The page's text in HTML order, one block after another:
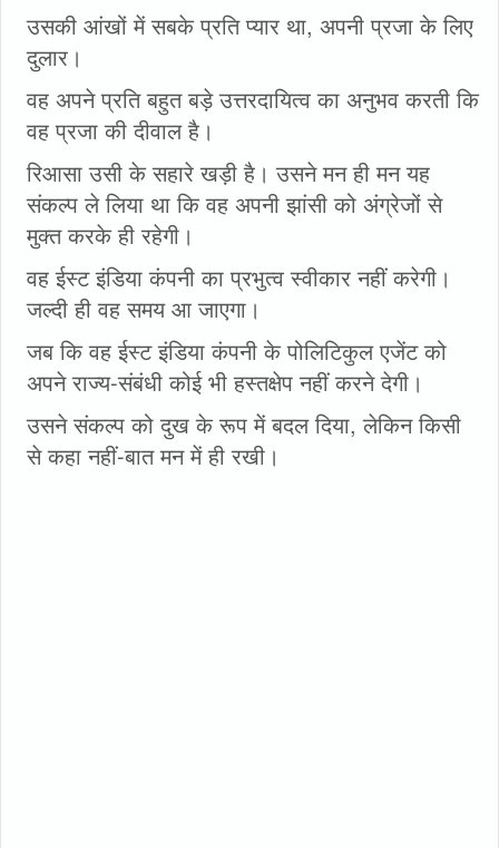
उसकी आंखों में सबके प्रति प्यार था, अपनी प्रजा के लिए
दुलार।
वह अपने प्रति बहुत बड़े उत्तरदायित्व का अनुभव करती कि
वह प्रजा की दीवाल है।
रिआसा उसी के सहारे खड़ी है। उसने मन ही मन यह
संकल्प ले लिया था कि वह अपनी झांसी को अंग्रेजों से
मुक्त करके ही रहेगी।
वह ईस्ट इंडिया कंपनी का प्रभुत्व स्वीकार नहीं करेगी।
जल्दी ही वह समय आ जाएगा।
जब कि वह ईस्ट इंडिया कंपनी के पोलिटिकुल एजेंट को
अपने राज्य-संबंधी कोई भी हस्तक्षेप नहीं करने देगी।
उसने संकल्प को दुख के रूप में बदल दिया, लेकिन किसी
से कहा नहीं-बात मन में ही रखी।